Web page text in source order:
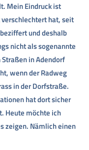
Mein Eindruck ist
hat, seit
und deshalb
nicht als sogenannte
in Adendorf
wenn der Radweg
in der Dorfstraße.
hat dort sicher
Heute möchte ich
zeigen. Nämlich einen